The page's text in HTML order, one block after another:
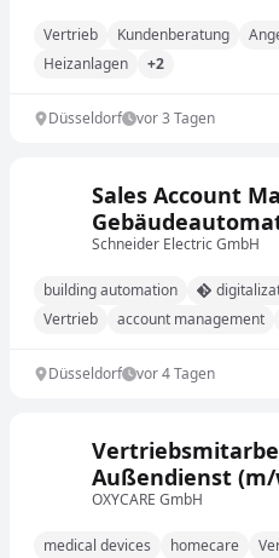
Vertrieb Kundenberatung
Heizanlagen
+2
Düsseldorf vor 3 Tagen
Sales Account
Digitalisierungs- &
(w/m/d)
Schneider Electric GmbH
building automation
Vertrieb
account management
Düsseldorf vor 4 Tagen
Außendienst
OXYCARE GmbH
medical devices homecare